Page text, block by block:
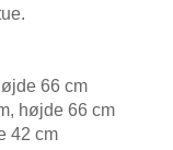
66 cm
højde 66 cm
42 cm